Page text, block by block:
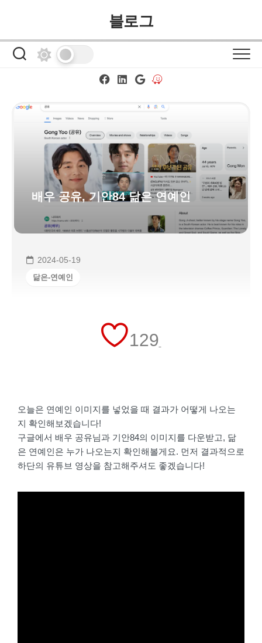
블로그
배우 공유, 기안84 닮은 연예인
2024-05-19
닮은-연예인
129
오늘은 연예인 이미지를 넣었을 때 결과가 어떻게 나오는
지 확인해보겠습니다!
구글에서 배우 공유님과 기안84의 이미지를 다운받고, 닮
은 연예인은 누가 나오는지 확인해볼게요. 먼저 결과적으로
하단의 유튜브 영상을 참고해주셔도 좋겠습니다!